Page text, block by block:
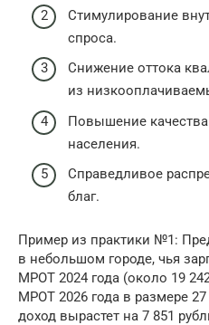
Стимулирование
спроса.
Снижение оттока
из
Повышение
населения.
Справедливое
благ.
Пример из практики №1:
в небольшом городе, чья
МРОТ 2024 года (около 19
МРОТ 2026 года в размере
доход вырастет на 7 851